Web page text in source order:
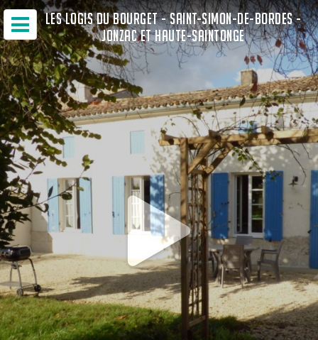
LES LOGIS DU BOURGET - SAINT-SIMON-DE-BORDES -
JONZAC ET HAUTE-SAINTONGE